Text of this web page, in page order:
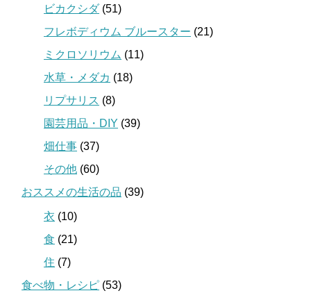
ビカクシダ(51)
フレボディウム ブルースター (21)
ミクロソリウム (11)
水草・メダカ (18)
リプサリス (8)
園芸用品・DIY (39)
畑仕事 (37)
その他 (60)
おススメの生活の品 (39)
衣 (10)
食 (21)
住 (7)
食べ物・レシピ (53)